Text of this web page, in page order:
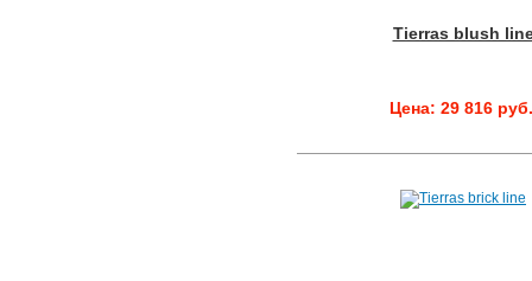
Tierras blush
Цена: 29 816 руб.